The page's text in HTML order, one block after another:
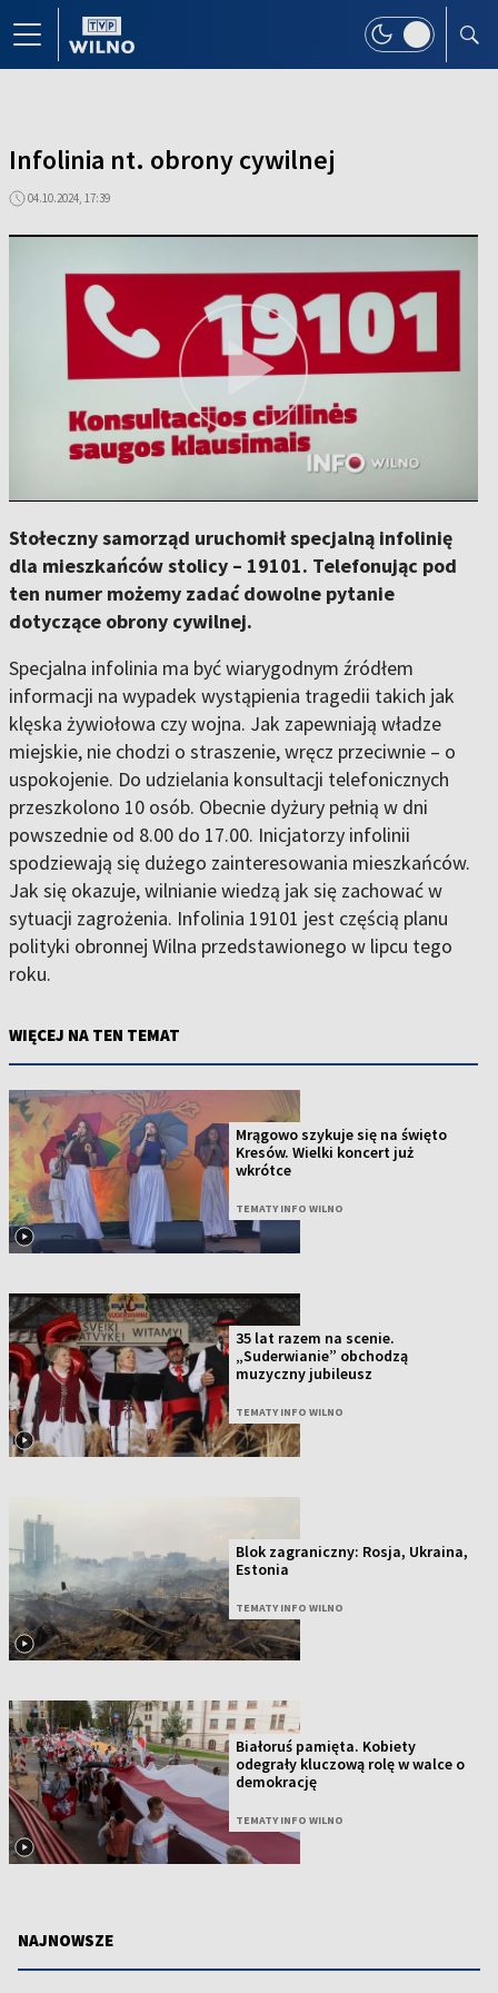
Infolinia nt. obrony cywilnej
04.10.2024, 17:39
Stołeczny samorząd uruchomił specjalną infolinię
dla mieszkańców stolicy – 19101. Telefonując pod
ten numer możemy zadać dowolne pytanie
dotyczące obrony cywilnej.
Specjalna infolinia ma być wiarygodnym źródłem
informacji na wypadek wystąpienia tragedii takich jak
klęska żywiołowa czy wojna. Jak zapewniają władze
miejskie, nie chodzi o straszenie, wręcz przeciwnie – o
uspokojenie. Do udzielania konsultacji telefonicznych
przeszkolono 10 osób. Obecnie dyżury pełnią w dni
powszednie od 8.00 do 17.00. Inicjatorzy infolinii
spodziewają się dużego zainteresowania mieszkańców.
Jak się okazuje, wilnianie wiedzą jak się zachować w
sytuacji zagrożenia. Infolinia 19101 jest częścią planu
polityki obronnej Wilna przedstawionego w lipcu tego
roku.
WIĘCEJ NA TEN TEMAT
Mrągowo szykuje się na święto
Kresów. Wielki koncert już
wkrótce
TEMATY INFO WILNO
35 lat razem na scenie.
„Suderwianie” obchodzą
muzyczny jubileusz
TEMATY INFO WILNO
Blok zagraniczny: Rosja, Ukraina,
Estonia
TEMATY INFO WILNO
Białoruś pamięta. Kobiety
odegrały kluczową rolę w walce o
demokrację
TEMATY INFO WILNO
NAJNOWSZE